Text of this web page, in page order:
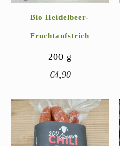
Bio Heidelbeer-
Fruchtaufstrich
200 g
€4,90